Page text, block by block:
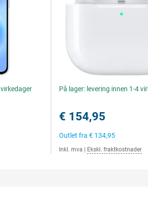
På lager: levering innen 1-4
€ 154,95
Outlet fra€ 134,95
Inkl. mva Ekskl. fraktkostnader